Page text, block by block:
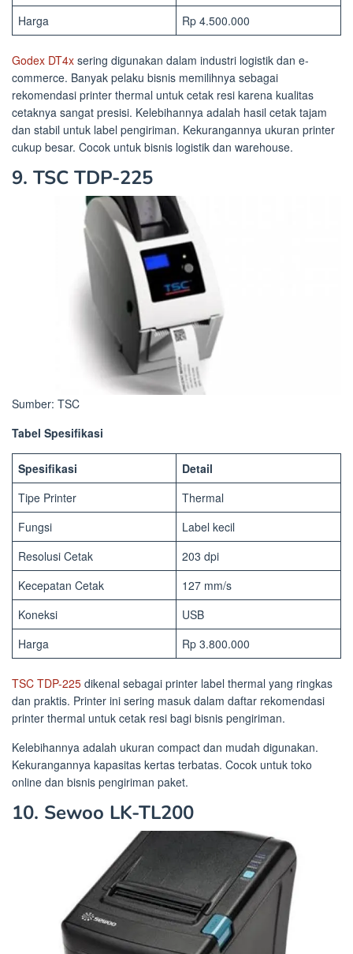
Harga
Rp 4.500.000
Godex DT4x sering digunakan dalam industri logistik dan e-
commerce. Banyak pelaku bisnis memilihnya sebagai
rekomendasi printer thermal untuk cetak resi karena kualitas
cetaknya sangat presisi. Kelebihannya adalah hasil cetak tajam
dan stabil untuk label pengiriman. Kekurangannya ukuran printer
cukup besar. Cocok untuk bisnis logistik dan warehouse.
9. TSC TDP-225
Sumber: TSC
Tabel Spesifikasi
Spesifikasi
Detail
Tipe Printer
Thermal
Fungsi
Label kecil
Resolusi Cetak
203 dpi
Kecepatan Cetak
127 mm/s
Koneksi
USB
Harga
Rp 3.800.000
TSC TDP-225 dikenal sebagai printer label thermal yang ringkas
dan praktis. Printer ini sering masuk dalam daftar rekomendasi
printer thermal untuk cetak resi bagi bisnis pengiriman.
Kelebihannya adalah ukuran compact dan mudah digunakan.
Kekurangannya kapasitas kertas terbatas. Cocok untuk toko
online dan bisnis pengiriman paket.
10. Sewoo LK-TL200